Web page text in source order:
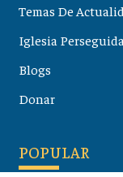
Temas De
Iglesia Perseguida
Blogs
Donar
POPULAR